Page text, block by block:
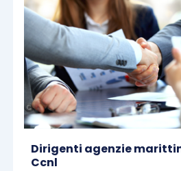
Dirigenti agenzie
Ccnl